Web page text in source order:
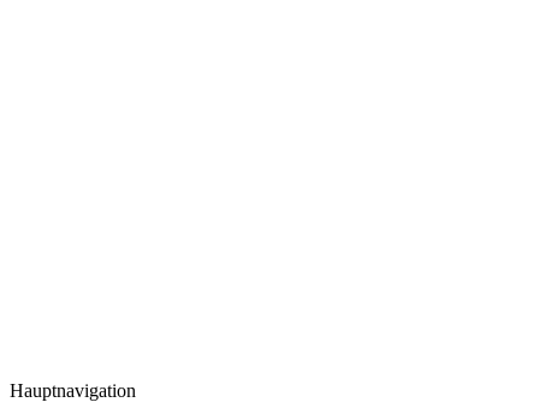
Hauptnavigation